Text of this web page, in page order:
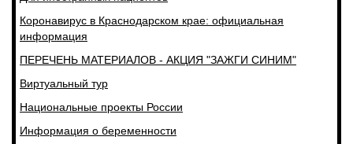
Коронавирус в Краснодарском крае: официальная
информация
ПЕРЕЧЕНЬ МАТЕРИАЛОВ - АКЦИЯ "ЗАЖГИ СИНИМ"
Виртуальный тур
Национальные проекты России
Информация о беременности